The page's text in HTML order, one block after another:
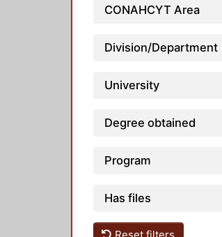
CONAHCYT Area
Division/Department
University
Degree obtained
Program
Has files